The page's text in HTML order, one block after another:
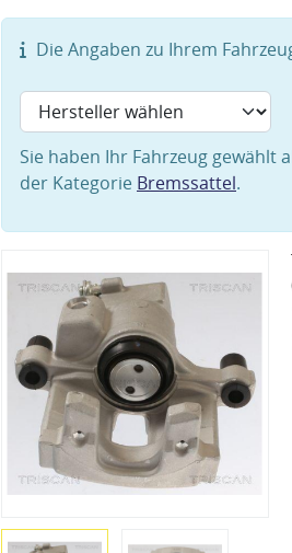
Die Angaben zu Ihrem
Sie haben Ihr Fahrzeug gewählt
der Kategorie Bremssattel.